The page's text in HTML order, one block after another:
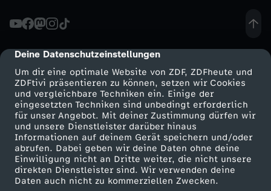
cmp-dialog-description
Deine Datenschutzeinstellungen
Um dir eine optimale Website von ZDF, ZDFheute und
ZDFtivi präsentieren zu können, setzen wir Cookies
und vergleichbare Techniken ein. Einige der
eingesetzten Techniken sind unbedingt erforderlich
für unser Angebot. Mit deiner Zustimmung dürfen wir
und unsere Dienstleister darüber hinaus
Informationen auf deinem Gerät speichern und/oder
abrufen. Dabei geben wir deine Daten ohne deine
Einwilligung nicht an Dritte weiter, die nicht unsere
direkten Dienstleister sind. Wir verwenden deine
Daten auch nicht zu kommerziellen Zwecken.
t
e
r
n
i
n
Mehr ZDF
ZDF-Apps
Smart TV
ZDFtext
Service
ZDFmitreden
Kontakt zum ZDF
Tickets